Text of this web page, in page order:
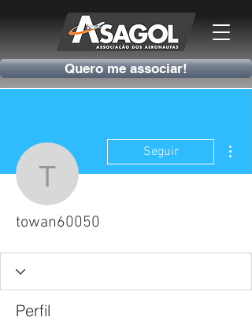
Quero me associar!
towan60050
Seguir
towan60050
Perfil